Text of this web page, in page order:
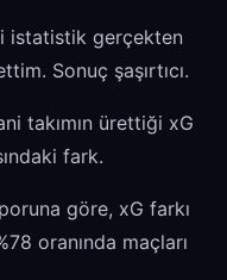
istatistik gerçekten
Sonuç şaşırtıcı.
takımın ürettiği xG
fark.
göre, xG farkı
oranında maçları